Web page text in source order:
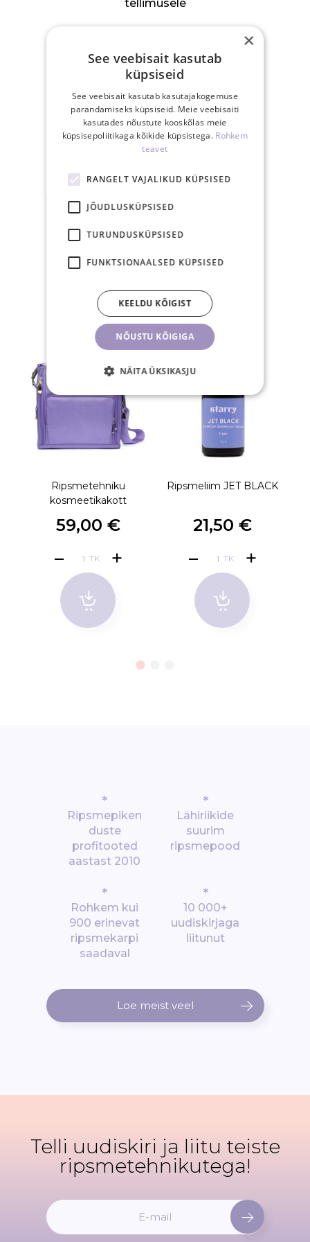
tellimusele
15.00-ks tasutud
tellimus posti samal
tööpäeval
tagastusõigus
SEOTUD TOOTED
Ripsmetehniku
kosmeetikakott
59,00 €
TK
Ripsmeliim JET BLACK
21,50 €
TK
*
Ripsmepiken
duste
profitooted
aastast 2010
*
Lähiriikide
suurim
ripsmepood
*
Rohkem kui
900 erinevat
ripsmekarpi
saadaval
*
10 000+
uudiskirjaga
liitunut
Loe meist veel
Telli uudiskiri ja liitu teiste
ripsmetehnikutega!
L
i
×
See veebisait kasutab
küpsiseid
See veebisait kasutab kasutajakogemuse
parandamiseks küpsiseid. Meie veebisaiti
kasutades nõustute kooskõlas meie
küpsisepoliitikaga kõikide küpsistega. Rohkem
teavet
RANGELT VAJALIKUD KÜPSISED
JÕUDLUSKÜPSISED
TURUNDUSKÜPSISED
FUNKTSIONAALSED KÜPSISED
NÕUSTU KÕIGIGA
KEELDU KÕIGIST
NÄITA ÜKSIKASJU